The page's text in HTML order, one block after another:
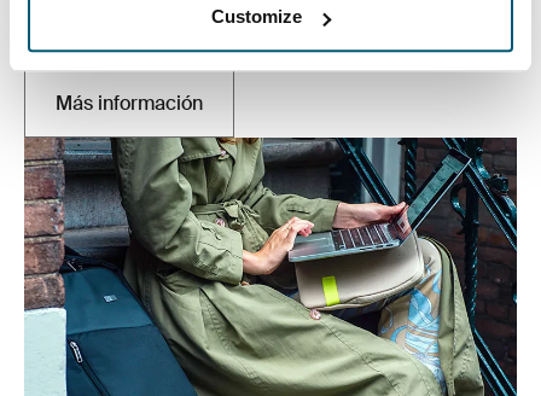
Customize
están disponibles en una amplia gama de colores para
Más informaciónSe abre en una pestaña nueva